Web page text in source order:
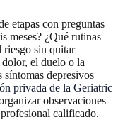
etapas con preguntas
meses? ¿Qué rutinas
riesgo sin quitar
el duelo o la
síntomas depresivos
privada de la Geriatric
observaciones
calificado.